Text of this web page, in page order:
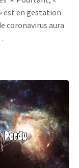
est en gestation
coronavirus aura